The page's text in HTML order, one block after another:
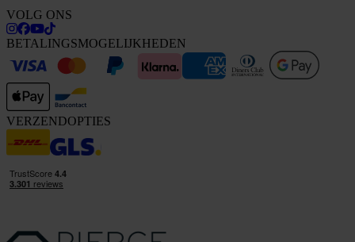
VOLG ONS
BETALINGSMOGELIJKHEDEN
VERZENDOPTIES